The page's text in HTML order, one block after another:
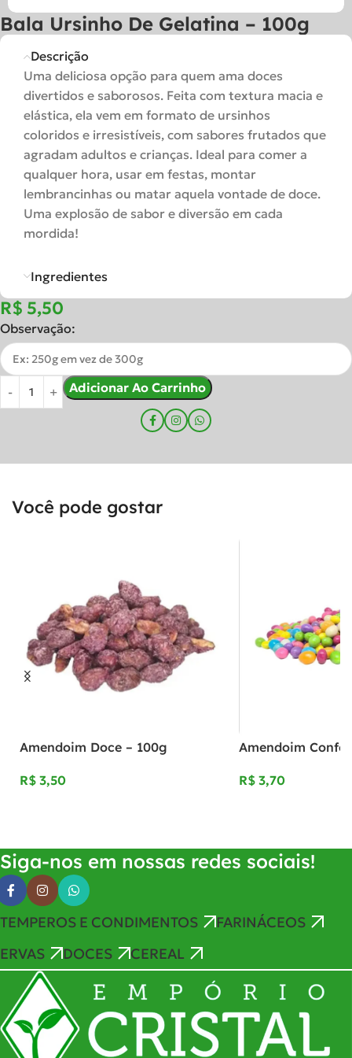
Bala Ursinho De Gelatina – 100g
Descrição
Uma deliciosa opção para quem ama doces
divertidos e saborosos. Feita com textura macia e
elástica, ela vem em formato de ursinhos
coloridos e irresistíveis, com sabores frutados que
agradam adultos e crianças. Ideal para comer a
qualquer hora, usar em festas, montar
lembrancinhas ou matar aquela vontade de doce.
Uma explosão de sabor e diversão em cada
mordida!
Ingredientes
R$
Observação:
Adicionar Ao Carrinho
Você pode gostar
Amendoim Doce – 100g
R$
Amendoim
R$
Siga-nos em nossas redes sociais!
TEMPEROS E CONDIMENTOS
FARINÁCEOS
ERVAS
DOCES CEREAL